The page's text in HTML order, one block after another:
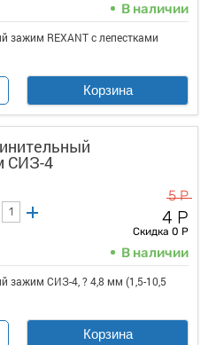
В наличии
зажим REXANT с лепестками
Корзина
СИЗ-4
5 Р
4 Р
Скидка 0 Р
В наличии
зажим СИЗ-4, ? 4,8 мм (1,5-10,5
Корзина